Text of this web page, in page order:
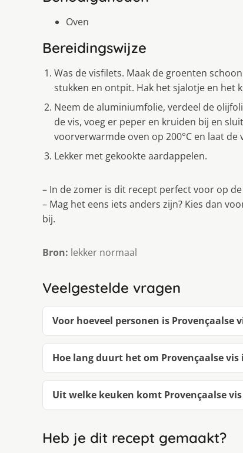
Oven
Bereidingswijze
Was de visfilets. Maak de groenten
stukken en ontpit. Hak het sjalotje en het
Neem de aluminiumfolie, verdeel de
de vis, voeg er peper en kruiden bij en
voorverwarmde oven op 200°C en laat
Lekker met gekookte aardappelen.
– In de zomer is dit recept perfect voor op de
– Mag het eens iets anders zijn? Kies dan
bij.
Bron: lekker normaal
Veelgestelde vragen
Voor hoeveel personen is Provençaalse
Hoe lang duurt het om Provençaalse
Uit welke keuken komt Provençaalse
Heb je dit recept gemaakt?